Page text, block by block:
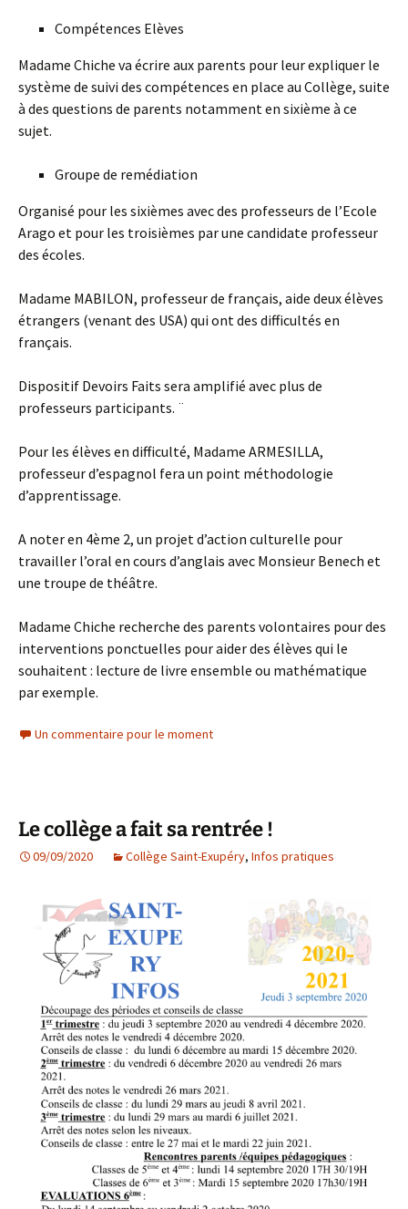
Compétences Elèves
Madame Chiche va écrire aux parents pour leur expliquer le
système de suivi des compétences en place au Collège, suite
à des questions de parents notamment en sixième à ce
sujet.
Groupe de remédiation
Organisé pour les sixièmes avec des professeurs de l’Ecole
Arago et pour les troisièmes par une candidate professeur
des écoles.
Madame MABILON, professeur de français, aide deux élèves
étrangers (venant des USA) qui ont des difficultés en
français.
Dispositif Devoirs Faits sera amplifié avec plus de
professeurs participants. ¨
Pour les élèves en difficulté, Madame ARMESILLA,
professeur d’espagnol fera un point méthodologie
d’apprentissage.
A noter en 4ème 2, un projet d’action culturelle pour
travailler l’oral en cours d’anglais avec Monsieur Benech et
une troupe de théâtre.
Madame Chiche recherche des parents volontaires pour des
interventions ponctuelles pour aider des élèves qui le
souhaitent : lecture de livre ensemble ou mathématique
par exemple.
Un commentaire pour le moment
Le collège a fait sa rentrée !
09/09/2020 Collège Saint-Exupéry, Infos pratiques